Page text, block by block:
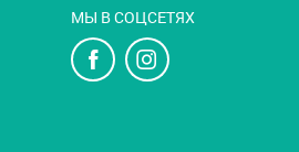
МЫ В СОЦСЕТЯХ